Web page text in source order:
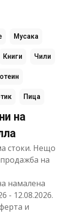
Мусака
Книги Чили
Пица
на
стоки. Нещо
на
намалена
- 12.08.2026.
и